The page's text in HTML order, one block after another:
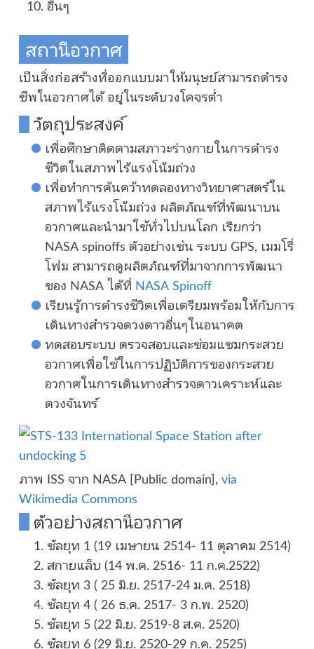
อื่นๆ
สถานีอวกาศ
เป็นสิ่งก่อสร้างที่ออกแบบมาให้มนุษย์สามารถดำรง
ชีพในอวกาศได้ อยู่ในระดับวงโคจรต่ำ
วัตถุประสงค์
เพื่อศึกษาติดตามสภาวะร่างกายในการดำรง
ชีวิตในสภาพไร้แรงโน้มถ่วง
เพื่อทำการค้นคว้าทดลองทางวิทยาศาสตร์ใน
สภาพไร้แรงโน้มถ่วง ผลิตภัณฑ์ที่พัฒนาบน
อวกาศและนำมาใช้ทั่วไปบนโลก เรียกว่า
NASA spinoffs ตัวอย่างเช่น ระบบ GPS, เมมโรี่
โฟม สามารถดูผลิตภัณฑ์ที่มาจากการพัฒนา
ของ NASA ได้ที่ NASA Spinoff
เรียนรู้การดำรงชีวิตเพื่อเตรียมพร้อมให้กับการ
เดินทางสำรวจดวงดาวอื่นๆในอนาคต
ทดสอบระบบ ตรวจสอบและซ่อมแซมกระสวย
อวกาศเพื่อใช้ในการปฏิบัติการของกระสวย
อวกาศในการเดินทางสำรวจดาวเคราะห์และ
ดวงจันทร์
ภาพ ISS จาก NASA [Public domain], via
Wikimedia Commons
ตัวอย่างสถานีอวกาศ
ซัลยุท 1 (19 เมษายน 2514- 11 ตุลาคม 2514)
สกายแล็บ (14 พ.ค. 2516- 11 ก.ค.2522)
ซัลยุท 3 ( 25 มิ.ย. 2517-24 ม.ค. 2518)
ซัลยุท 4 ( 26 ธ.ค. 2517- 3 ก.พ. 2520)
ซัลยุท 5 (22 มิ.ย. 2519-8 ส.ค. 2520)
ซัลยุท 6 (29 มิ.ย. 2520-29 ก.ค. 2525)